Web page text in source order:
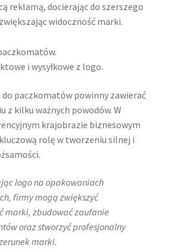
i wysyłkowe z logo.
do paczkomatów powinny zawierać
z kilku ważnych powodów. W
krajobrazie biznesowym
rolę w tworzeniu silnej i
logo na opakowaniach
firmy mogą zwiększyć
marki, zbudować zaufanie
oraz stworzyć profesjonalny
marki.